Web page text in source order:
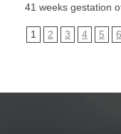
41 weeks gestation
1 2 3 4 5 6